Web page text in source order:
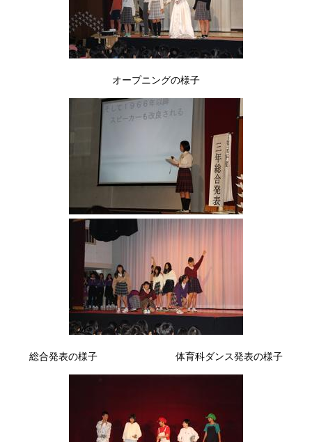
オープニングの様子
総合発表の様子 体育科ダンス発表の様子